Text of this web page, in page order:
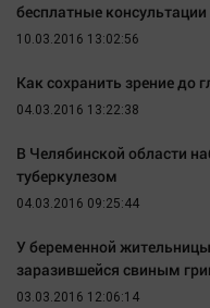
бесплатные консультации
10.03.2016 13:02:56
Как сохранить зрение до
04.03.2016 13:22:38
В Челябинской области
туберкулезом
04.03.2016 09:25:44
У беременной
заразившейся свиным
03.03.2016 12:06:14